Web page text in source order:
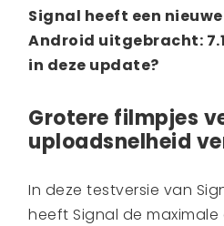
Signal heeft een
Android uitgebracht:
in deze update?
Grotere filmpjes
uploadsnelheid
In deze testversie van
heeft Signal de